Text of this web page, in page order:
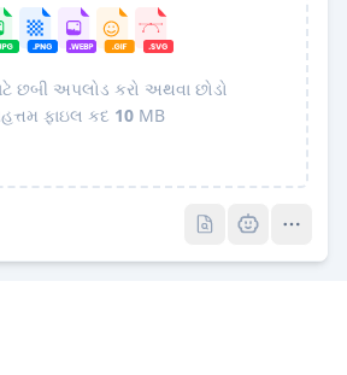
છબી અપલોડ કરો અથવા છોડો
ફાઇલ કદ 10 MB